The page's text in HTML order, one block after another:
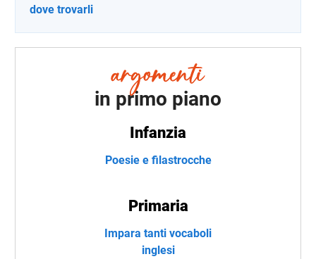
dove trovarli
in primo piano
Infanzia
Poesie e filastrocche
Primaria
Impara tanti vocaboli
inglesi